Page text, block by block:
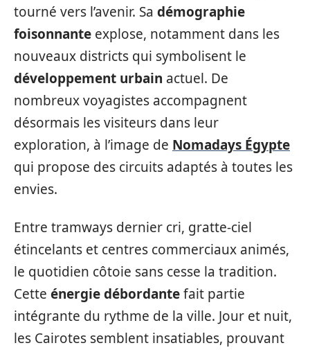
tourné vers l’avenir. Sa démographie
foisonnante explose, notamment dans les
nouveaux districts qui symbolisent le
développement urbain actuel. De
nombreux voyagistes accompagnent
désormais les visiteurs dans leur
exploration, à l’image de Nomadays Égypte
qui propose des circuits adaptés à toutes les
envies.
Entre tramways dernier cri, gratte-ciel
étincelants et centres commerciaux animés,
le quotidien côtoie sans cesse la tradition.
Cette énergie débordantefait partie
intégrante du rythme de la ville. Jour et nuit,
les Cairotes semblent insatiables, prouvant